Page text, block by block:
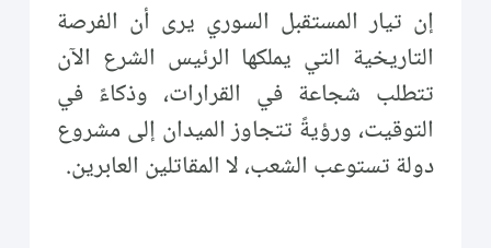
إن تيار المستقبل السوري يرى أن الفرصة
التاريخية التي يملكها الرئيس الشرع الآن
تتطلب شجاعة في القرارات، وذكاءً في
التوقيت، ورؤيةً تتجاوز الميدان إلى مشروع
دولة تستوعب الشعب، لا المقاتلين العابرين.